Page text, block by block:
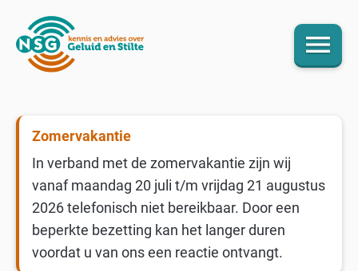
menu
Zomervakantie
In verband met de zomervakantie zijn wij
vanaf maandag 20 juli t/m vrijdag 21 augustus
2026 telefonisch niet bereikbaar. Door een
beperkte bezetting kan het langer duren
voordat u van ons een reactie ontvangt.